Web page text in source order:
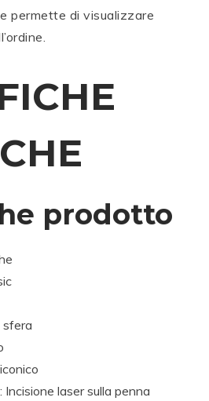
permette di visualizzare
prodotto
sfera
laser sulla penna